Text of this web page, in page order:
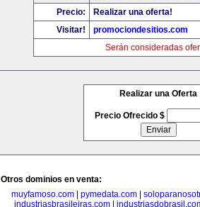
Precio:
Realizar una oferta!
Visitar!
promociondesitios.com
Serán consideradas
Realizar una Oferta
Precio Ofrecido $
Otros dominios en venta:
muyfamoso.com
pymedata.com
industriasbrasileiras.com|